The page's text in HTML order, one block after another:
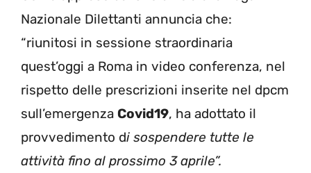
Nazionale Dilettanti annuncia che:
“riunitosi in sessione straordinaria
quest’oggi a Roma in video conferenza, nel
rispetto delle prescrizioni inserite nel dpcm
sull’emergenza Covid19, ha adottato il
provvedimento di sospendere tutte le
attività fino al prossimo 3 aprile”.